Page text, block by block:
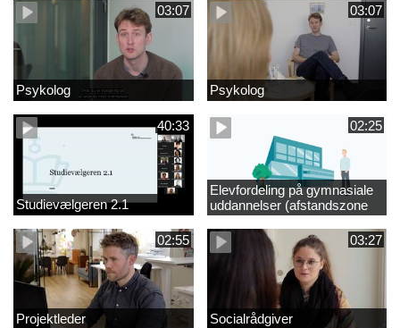
03:07
Psykolog
03:07
Psykolog
40:33
Studievælgeren 2.1
02:25
Elevfordeling på gymnasiale
uddannelser (afstandszone
redigeret)
02:55
Projektleder
03:27
Socialrådgiver